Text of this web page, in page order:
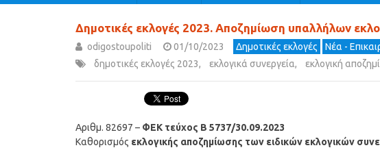
Δημοτικές εκλογές 2023. Αποζημίωση υπαλλήλων
odigostoupoliti 01/10/2023 Δημοτικές εκλογές Νέα -
δημοτικές εκλογές 2023, εκλογικά συνεργεία, εκλογική
Αριθμ. 82697 – ΦΕΚ τεύχος Β 5737/30.09.2023
Καθορισμός εκλογικής αποζημίωσης των ειδικών εκλογικών